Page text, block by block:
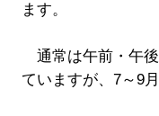
ます。
通常は午前・午
ていますが、7～9